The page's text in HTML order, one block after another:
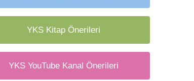
YKS Kitap Önerileri
YKS YouTube Kanal Önerileri